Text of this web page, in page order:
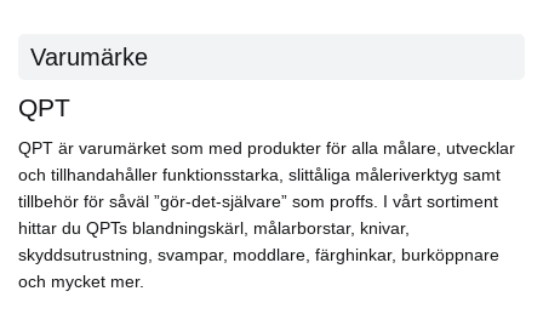
Varumärke
QPT
QPT är varumärket som med produkter för alla målare, utvecklar
och tillhandahåller funktionsstarka, slittåliga måleriverktyg samt
tillbehör för såväl ”gör-det-självare” som proffs. I vårt sortiment
hittar du QPTs blandningskärl, målarborstar, knivar,
skyddsutrustning, svampar, moddlare, färghinkar, burköppnare
och mycket mer.